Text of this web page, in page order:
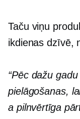
Taču viņu
ikdienas dzīvē,
“Pēc dažu
pielāgošanas,
a pilnvērtīga